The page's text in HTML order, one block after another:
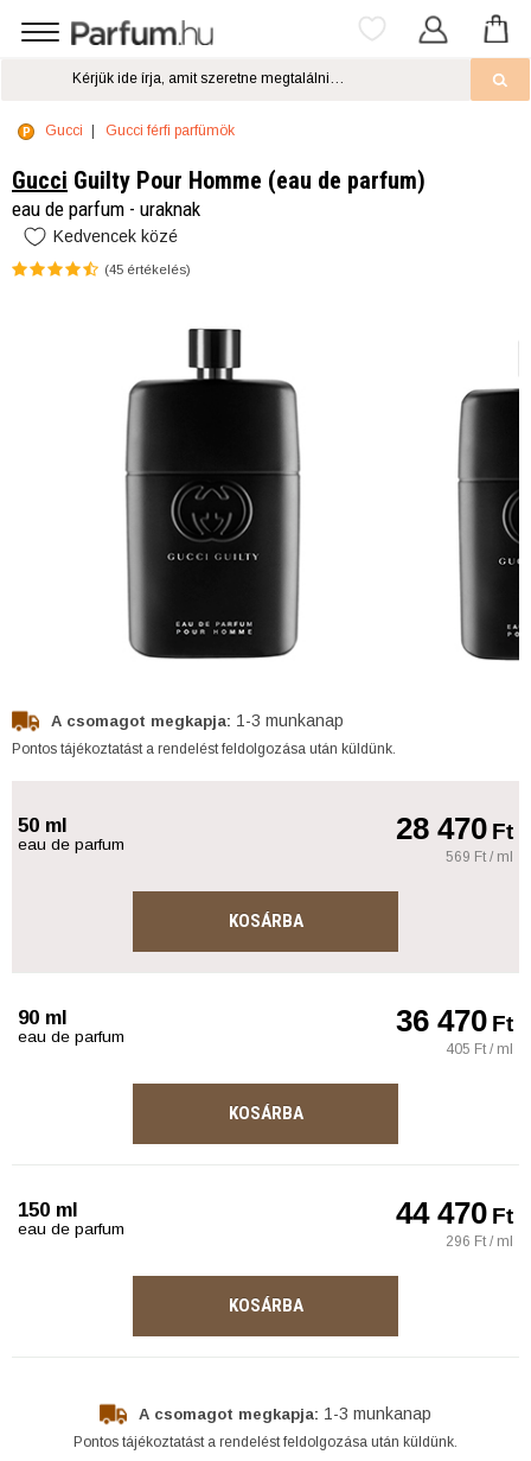
Gucci Gucci férfi parfümök
Gucci Guilty Pour Homme (eau de parfum)
eau de parfum - uraknak
Kedvencek közé
(45 értékelés)
A csomagot megkapja: 1-3 munkanap
Pontos tájékoztatást a rendelést feldolgozása után küldünk.
50 ml
eau de parfum 28 470Ft
569 Ft / ml
KOSÁRBA
90 ml
eau de parfum 36 470Ft
405 Ft / ml
KOSÁRBA
150 ml
eau de parfum 44 470Ft
296 Ft / ml
KOSÁRBA
A csomagot megkapja: 1-3 munkanap
Pontos tájékoztatást a rendelést feldolgozása után küldünk.